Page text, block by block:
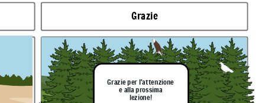
Grazie
Grazie per l'attenzione
e alla prossima
lezione!